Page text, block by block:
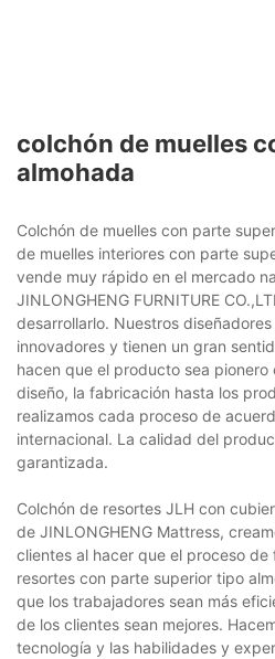
colchón de muelles
almohada
Colchón de muelles con parte
de muelles interiores con parte
vende muy rápido en el mercado
JINLONGHENG FURNITURE
desarrollarlo. Nuestros
innovadores y tienen un gran
hacen que el producto sea pionero
diseño, la fabricación hasta los
realizamos cada proceso de
internacional. La calidad del
garantizada.
Colchón de resortes JLH con
de JINLONGHENG Mattress,
clientes al hacer que el proceso
resortes con parte superior tipo
que los trabajadores sean más
de los clientes sean mejores.
tecnología y las habilidades y